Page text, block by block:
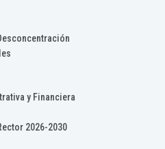
y Financiera
2026-2030